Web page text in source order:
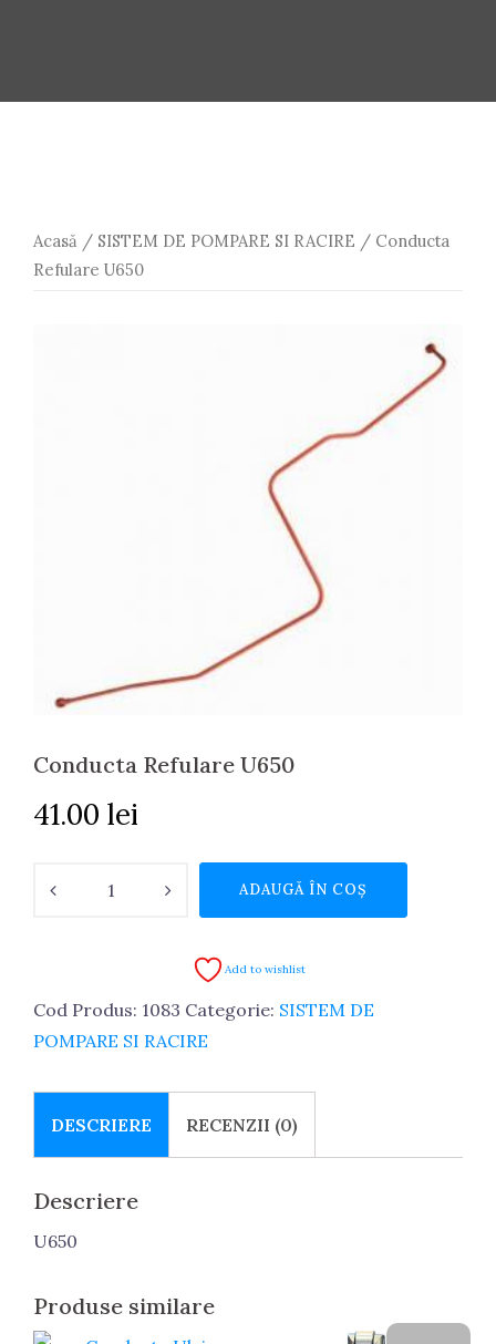
Acasă / SISTEM DE POMPARE SI RACIRE / Conducta
Refulare U650
Conducta Refulare U650
41.00 lei
ADAUGĂ ÎN COȘ
Add to wishlist
Cod Produs: 1083 Categorie: SISTEM DE
POMPARE SI RACIRE
DESCRIERE RECENZII (0)
Descriere
U650
Produse similare